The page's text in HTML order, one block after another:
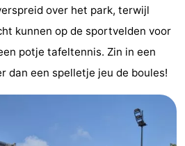
over het park, terwijl
kunnen op de sportvelden voor
potje tafeltennis. Zin in een
dan een spelletje jeu de boules!